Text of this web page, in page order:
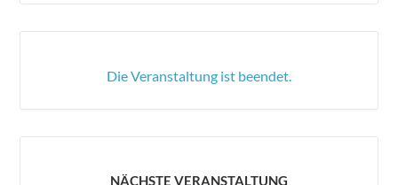
Die Veranstaltung ist beendet.
NÄCHSTE VERANSTALTUNG